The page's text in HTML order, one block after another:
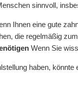
sinnvoll,
Ihnen eine gute
die regelmäßig
Wenn Sie
haben,